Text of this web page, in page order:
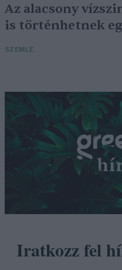
Az alacsony
is történhetnek
SZEMLE
Iratkozz fel